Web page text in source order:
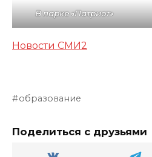
В парке «Патриот»
Новости СМИ2
образование
Поделиться с друзьями